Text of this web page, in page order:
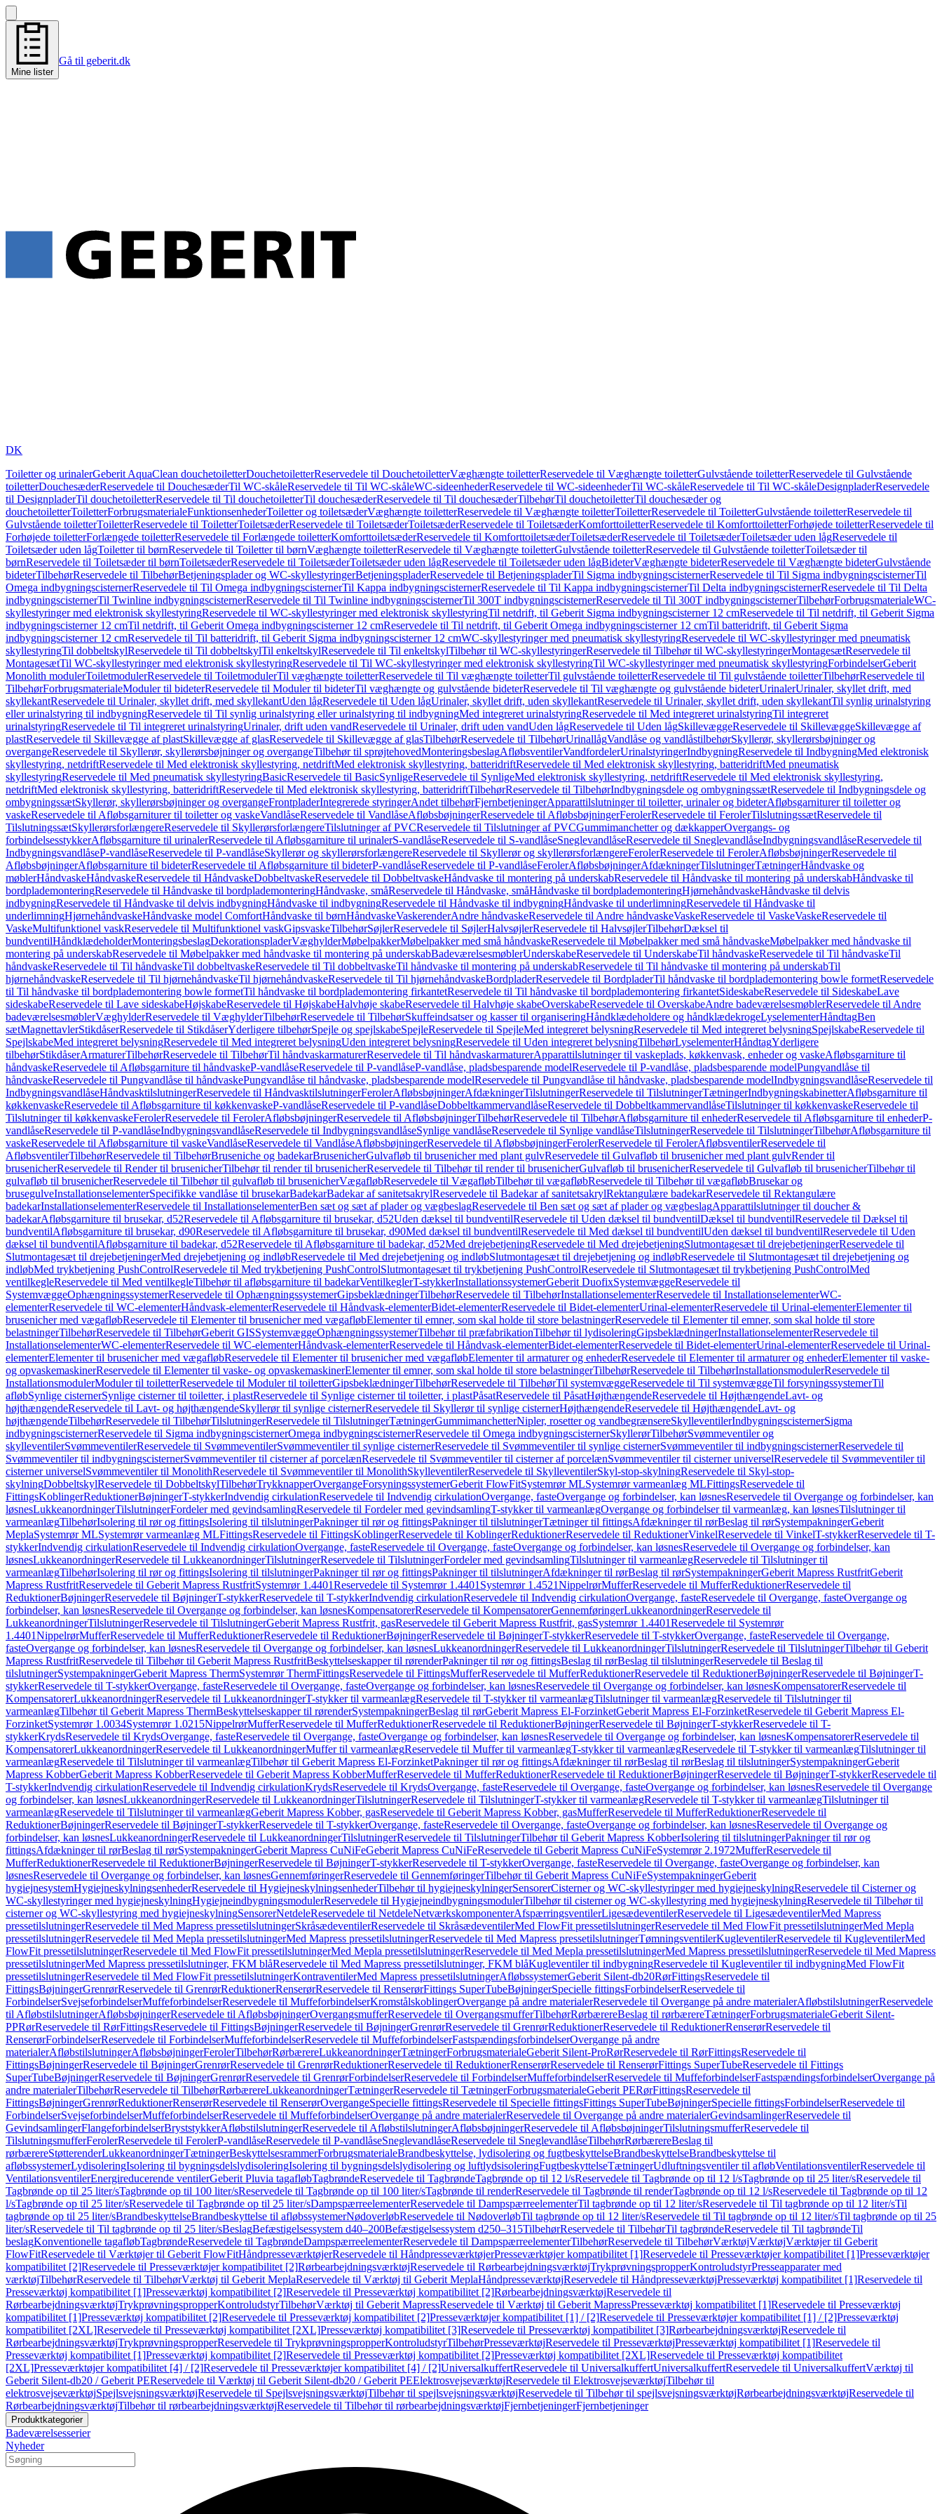
Mine lister
Gå til geberit.dk
DK
Toiletter og urinalerGeberit AquaClean douchetoiletterDouchetoiletterReservedele til DouchetoiletterVæghængte toiletterReservedele til Væghængte toiletterGulvstående toiletterReservedele til Gulvstående
toiletterDouchesæderReservedele til DouchesæderTil WC-skåleReservedele til Til WC-skåleWC-sideenhederReservedele til WC-sideenhederTil WC-skåleReservedele til Til WC-skåleDesignpladerReservedele
til DesignpladerTil douchetoiletterReservedele til Til douchetoiletterTil douchesæderReservedele til Til douchesæderTilbehørTil douchetoiletterTil douchesæder og
douchetoiletterToiletterForbrugsmaterialeFunktionsenhederToiletter og toiletsæderVæghængte toiletterReservedele til Væghængte toiletterToiletterReservedele til ToiletterGulvstående toiletterReservedele til
Gulvstående toiletterToiletterReservedele til ToiletterToiletsæderReservedele til ToiletsæderToiletsæderReservedele til ToiletsæderKomforttoiletterReservedele til KomforttoiletterForhøjede toiletterReservedele til
Forhøjede toiletterForlængede toiletterReservedele til Forlængede toiletterKomforttoiletsæderReservedele til KomforttoiletsæderToiletsæderReservedele til ToiletsæderToiletsæder uden lågReservedele til
Toiletsæder uden lågToiletter til børnReservedele til Toiletter til børnVæghængte toiletterReservedele til Væghængte toiletterGulvstående toiletterReservedele til Gulvstående toiletterToiletsæder til
børnReservedele til Toiletsæder til børnToiletsæderReservedele til ToiletsæderToiletsæder uden lågReservedele til Toiletsæder uden lågBideterVæghængte bideterReservedele til Væghængte bideterGulvstående
bideterTilbehørReservedele til TilbehørBetjeningsplader og WC-skyllestyringerBetjeningspladerReservedele til BetjeningspladerTil Sigma indbygningscisternerReservedele til Til Sigma indbygningscisternerTil
Omega indbygningscisternerReservedele til Til Omega indbygningscisternerTil Kappa indbygningscisternerReservedele til Til Kappa indbygningscisternerTil Delta indbygningscisternerReservedele til Til Delta
indbygningscisternerTil Twinline indbygningscisternerReservedele til Til Twinline indbygningscisternerTil 300T indbygningscisternerReservedele til Til 300T indbygningscisternerTilbehørForbrugsmaterialeWC-
skyllestyringer med elektronisk skyllestyringReservedele til WC-skyllestyringer med elektronisk skyllestyringTil netdrift, til Geberit Sigma indbygningscisterner 12 cmReservedele til Til netdrift, til Geberit Sigma
indbygningscisterner 12 cmTil netdrift, til Geberit Omega indbygningscisterner 12 cmReservedele til Til netdrift, til Geberit Omega indbygningscisterner 12 cmTil batteridrift, til Geberit Sigma
indbygningscisterner 12 cmReservedele til Til batteridrift, til Geberit Sigma indbygningscisterner 12 cmWC-skyllestyringer med pneumatisk skyllestyringReservedele til WC-skyllestyringer med pneumatisk
skyllestyringTil dobbeltskylReservedele til Til dobbeltskylTil enkeltskylReservedele til Til enkeltskylTilbehør til WC-skyllestyringerReservedele til Tilbehør til WC-skyllestyringerMontagesætReservedele til
MontagesætTil WC-skyllestyringer med elektronisk skyllestyringReservedele til Til WC-skyllestyringer med elektronisk skyllestyringTil WC-skyllestyringer med pneumatisk skyllestyringForbindelserGeberit
Monolith modulerToiletmodulerReservedele til ToiletmodulerTil væghængte toiletterReservedele til Til væghængte toiletterTil gulvstående toiletterReservedele til Til gulvstående toiletterTilbehørReservedele til
TilbehørForbrugsmaterialeModuler til bideterReservedele til Moduler til bideterTil væghængte og gulvstående bideterReservedele til Til væghængte og gulvstående bideterUrinalerUrinaler, skyllet drift, med
skyllekantReservedele til Urinaler, skyllet drift, med skyllekantUden lågReservedele til Uden lågUrinaler, skyllet drift, uden skyllekantReservedele til Urinaler, skyllet drift, uden skyllekantTil synlig urinalstyring
eller urinalstyring til indbygningReservedele til Til synlig urinalstyring eller urinalstyring til indbygningMed integreret urinalstyringReservedele til Med integreret urinalstyringTil integreret
urinalstyringReservedele til Til integreret urinalstyringUrinaler, drift uden vandReservedele til Urinaler, drift uden vandUden lågReservedele til Uden lågSkillevæggeReservedele til SkillevæggeSkillevægge af
plastReservedele til Skillevægge af plastSkillevægge af glasReservedele til Skillevægge af glasTilbehørReservedele til TilbehørUrinallågVandlåse og vandlåstilbehørSkyllerør, skyllerørsbøjninger og
overgangeReservedele til Skyllerør, skyllerørsbøjninger og overgangeTilbehør til sprøjtehovedMonteringsbeslagAfløbsventilerVandfordelerUrinalstyringerIndbygningReservedele til IndbygningMed elektronisk
skyllestyring, netdriftReservedele til Med elektronisk skyllestyring, netdriftMed elektronisk skyllestyring, batteridriftReservedele til Med elektronisk skyllestyring, batteridriftMed pneumatisk
skyllestyringReservedele til Med pneumatisk skyllestyringBasicReservedele til BasicSynligeReservedele til SynligeMed elektronisk skyllestyring, netdriftReservedele til Med elektronisk skyllestyring,
netdriftMed elektronisk skyllestyring, batteridriftReservedele til Med elektronisk skyllestyring, batteridriftTilbehørReservedele til TilbehørIndbygningsdele og ombygningssætReservedele til Indbygningsdele og
ombygningssætSkyllerør, skyllerørsbøjninger og overgangeFrontpladerIntegrerede styringerAndet tilbehørFjernbetjeningerApparattilslutninger til toiletter, urinaler og bideterAfløbsgarniturer til toiletter og
vaskeReservedele til Afløbsgarniturer til toiletter og vaskeVandlåseReservedele til VandlåseAfløbsbøjningerReservedele til AfløbsbøjningerFerolerReservedele til FerolerTilslutningssætReservedele til
TilslutningssætSkyllerørsforlængereReservedele til SkyllerørsforlængereTilslutninger af PVCReservedele til Tilslutninger af PVCGummimanchetter og dækkapperOvergangs- og
forbindelsesstykkerAfløbsgarniture til urinalerReservedele til Afløbsgarniture til urinalerS-vandlåseReservedele til S-vandlåseSneglevandlåseReservedele til SneglevandlåseIndbygningsvandlåseReservedele til
IndbygningsvandlåseP-vandlåseReservedele til P-vandlåseSkyllerør og skyllerørsforlængereReservedele til Skyllerør og skyllerørsforlængereFerolerReservedele til FerolerAfløbsbøjningerReservedele til
AfløbsbøjningerAfløbsgarniture til bideterReservedele til Afløbsgarniture til bideterP-vandlåseReservedele til P-vandlåseFerolerAfløbsbøjningerAfdækningerTilslutningerTætningerHåndvaske og
møblerHåndvaskeHåndvaskeReservedele til HåndvaskeDobbeltvaskeReservedele til DobbeltvaskeHåndvaske til montering på underskabReservedele til Håndvaske til montering på underskabHåndvaske til
bordplademonteringReservedele til Håndvaske til bordplademonteringHåndvaske, småReservedele til Håndvaske, småHåndvaske til bordplademonteringHjørnehåndvaskeHåndvaske til delvis
indbygningReservedele til Håndvaske til delvis indbygningHåndvaske til indbygningReservedele til Håndvaske til indbygningHåndvaske til underlimningReservedele til Håndvaske til
underlimningHjørnehåndvaskeHåndvaske model ComfortHåndvaske til børnHåndvaskeVaskerenderAndre håndvaskeReservedele til Andre håndvaskeVaskeReservedele til VaskeVaskeReservedele til
VaskeMultifunktionel vaskReservedele til Multifunktionel vaskGipsvaskeTilbehørSøjlerReservedele til SøjlerHalvsøjlerReservedele til HalvsøjlerTilbehørDæksel til
bundventilHåndklædeholderMonteringsbeslagDekorationspladerVæghylderMøbelpakkerMøbelpakker med små håndvaskeReservedele til Møbelpakker med små håndvaskeMøbelpakker med håndvaske til
montering på underskabReservedele til Møbelpakker med håndvaske til montering på underskabBadeværelsesmøblerUnderskabeReservedele til UnderskabeTil håndvaskeReservedele til Til håndvaskeTil
håndvaskeReservedele til Til håndvaskeTil dobbeltvaskeReservedele til Til dobbeltvaskeTil håndvaske til montering på underskabReservedele til Til håndvaske til montering på underskabTil
hjørnehåndvaskeReservedele til Til hjørnehåndvaskeTil hjørnehåndvaskeReservedele til Til hjørnehåndvaskeBordpladerReservedele til BordpladerTil håndvaske til bordplademontering bowle formetReservedele
til Til håndvaske til bordplademontering bowle formetTil håndvaske til bordplademontering firkantetReservedele til Til håndvaske til bordplademontering firkantetSideskabeReservedele til SideskabeLave
sideskabeReservedele til Lave sideskabeHøjskabeReservedele til HøjskabeHalvhøje skabeReservedele til Halvhøje skabeOverskabeReservedele til OverskabeAndre badeværelsesmøblerReservedele til Andre
badeværelsesmøblerVæghylderReservedele til VæghylderTilbehørReservedele til TilbehørSkuffeindsatser og kasser til organiseringHåndklædeholdere og håndklædekrogeLyselementerHåndtagBen
sætMagnettavlerStikdåserReservedele til StikdåserYderligere tilbehørSpejle og spejlskabeSpejleReservedele til SpejleMed integreret belysningReservedele til Med integreret belysningSpejlskabeReservedele til
SpejlskabeMed integreret belysningReservedele til Med integreret belysningUden integreret belysningReservedele til Uden integreret belysningTilbehørLyselementerHåndtagYderligere
tilbehørStikdåserArmaturerTilbehørReservedele til TilbehørTil håndvaskarmaturerReservedele til Til håndvaskarmaturerApparattilslutninger til vaskeplads, køkkenvask, enheder og vaskeAfløbsgarniture til
håndvaskeReservedele til Afløbsgarniture til håndvaskeP-vandlåseReservedele til P-vandlåseP-vandlåse, pladsbesparende modelReservedele til P-vandlåse, pladsbesparende modelPungvandlåse til
håndvaskeReservedele til Pungvandlåse til håndvaskePungvandlåse til håndvaske, pladsbesparende modelReservedele til Pungvandlåse til håndvaske, pladsbesparende modelIndbygningsvandlåseReservedele til
IndbygningsvandlåseHåndvasktilslutningerReservedele til HåndvasktilslutningerFerolerAfløbsbøjningerAfdækningerTilslutningerReservedele til TilslutningerTætningerIndbygningskabinetterAfløbsgarniture til
køkkenvaskeReservedele til Afløbsgarniture til køkkenvaskeP-vandlåseReservedele til P-vandlåseDobbeltkammervandlåseReservedele til DobbeltkammervandlåseTilslutninger til køkkenvaskeReservedele til
Tilslutninger til køkkenvaskeFerolerReservedele til FerolerAfløbsbøjningerReservedele til AfløbsbøjningerTilbehørReservedele til TilbehørAfløbsgarniture til enhederReservedele til Afløbsgarniture til enhederP-
vandlåseReservedele til P-vandlåseIndbygningsvandlåseReservedele til IndbygningsvandlåseSynlige vandlåseReservedele til Synlige vandlåseTilslutningerReservedele til TilslutningerTilbehørAfløbsgarniture til
vaskeReservedele til Afløbsgarniture til vaskeVandlåseReservedele til VandlåseAfløbsbøjningerReservedele til AfløbsbøjningerFerolerReservedele til FerolerAfløbsventilerReservedele til
AfløbsventilerTilbehørReservedele til TilbehørBruseniche og badekarBrusenicherGulvafløb til brusenicher med plant gulvReservedele til Gulvafløb til brusenicher med plant gulvRender til
brusenicherReservedele til Render til brusenicherTilbehør til render til brusenicherReservedele til Tilbehør til render til brusenicherGulvafløb til brusenicherReservedele til Gulvafløb til brusenicherTilbehør til
gulvafløb til brusenicherReservedele til Tilbehør til gulvafløb til brusenicherVægafløbReservedele til VægafløbTilbehør til vægafløbReservedele til Tilbehør til vægafløbBrusekar og
brusegulveInstallationselementerSpecifikke vandlåse til brusekarBadekarBadekar af sanitetsakrylReservedele til Badekar af sanitetsakrylRektangulære badekarReservedele til Rektangulære
badekarInstallationselementerReservedele til InstallationselementerBen sæt og sæt af plader og vægbeslagReservedele til Ben sæt og sæt af plader og vægbeslagApparattilslutninger til doucher &
badekarAfløbsgarniture til brusekar, d52Reservedele til Afløbsgarniture til brusekar, d52Uden dæksel til bundventilReservedele til Uden dæksel til bundventilDæksel til bundventilReservedele til Dæksel til
bundventilAfløbsgarniture til brusekar, d90Reservedele til Afløbsgarniture til brusekar, d90Med dæksel til bundventilReservedele til Med dæksel til bundventilUden dæksel til bundventilReservedele til Uden
dæksel til bundventilAfløbsgarniture til badekar, d52Reservedele til Afløbsgarniture til badekar, d52Med drejebetjeningReservedele til Med drejebetjeningSlutmontagesæt til drejebetjeningerReservedele til
Slutmontagesæt til drejebetjeningerMed drejebetjening og indløbReservedele til Med drejebetjening og indløbSlutmontagesæt til drejebetjening og indløbReservedele til Slutmontagesæt til drejebetjening og
indløbMed trykbetjening PushControlReservedele til Med trykbetjening PushControlSlutmontagesæt til trykbetjening PushControlReservedele til Slutmontagesæt til trykbetjening PushControlMed
ventilkegleReservedele til Med ventilkegleTilbehør til afløbsgarniture til badekarVentilkeglerT-stykkerInstallationssystemerGeberit DuofixSystemvæggeReservedele til
SystemvæggeOphængningssystemerReservedele til OphængningssystemerGipsbeklædningerTilbehørReservedele til TilbehørInstallationselementerReservedele til InstallationselementerWC-
elementerReservedele til WC-elementerHåndvask-elementerReservedele til Håndvask-elementerBidet-elementerReservedele til Bidet-elementerUrinal-elementerReservedele til Urinal-elementerElementer til
brusenicher med vægafløbReservedele til Elementer til brusenicher med vægafløbElementer til emner, som skal holde til store belastningerReservedele til Elementer til emner, som skal holde til store
belastningerTilbehørReservedele til TilbehørGeberit GISSystemvæggeOphængningssystemerTilbehør til præfabrikationTilbehør til lydisoleringGipsbeklædningerInstallationselementerReservedele til
InstallationselementerWC-elementerReservedele til WC-elementerHåndvask-elementerReservedele til Håndvask-elementerBidet-elementerReservedele til Bidet-elementerUrinal-elementerReservedele til Urinal-
elementerElementer til brusenicher med vægafløbReservedele til Elementer til brusenicher med vægafløbElementer til armaturer og enhederReservedele til Elementer til armaturer og enhederElementer til vaske-
og opvaskemaskinerReservedele til Elementer til vaske- og opvaskemaskinerElementer til emner, som skal holde til store belastningerTilbehørReservedele til TilbehørInstallationsmodulerReservedele til
InstallationsmodulerModuler til toiletterReservedele til Moduler til toiletterGipsbeklædningerTilbehørReservedele til TilbehørTil systemvæggeReservedele til Til systemvæggeTil forsyningssystemerTil
afløbSynlige cisternerSynlige cisterner til toiletter, i plastReservedele til Synlige cisterner til toiletter, i plastPåsatReservedele til PåsatHøjthængendeReservedele til HøjthængendeLavt- og
højthængendeReservedele til Lavt- og højthængendeSkyllerør til synlige cisternerReservedele til Skyllerør til synlige cisternerHøjthængendeReservedele til HøjthængendeLavt- og
højthængendeTilbehørReservedele til TilbehørTilslutningerReservedele til TilslutningerTætningerGummimanchetterNipler, rosetter og vandbegrænsereSkylleventilerIndbygningscisternerSigma
indbygningscisternerReservedele til Sigma indbygningscisternerOmega indbygningscisternerReservedele til Omega indbygningscisternerSkyllerørTilbehørSvømmeventiler og
skylleventilerSvømmeventilerReservedele til SvømmeventilerSvømmeventiler til synlige cisternerReservedele til Svømmeventiler til synlige cisternerSvømmeventiler til indbygningscisternerReservedele til
Svømmeventiler til indbygningscisternerSvømmeventiler til cisterner af porcelænReservedele til Svømmeventiler til cisterner af porcelænSvømmeventiler til cisterner universelReservedele til Svømmeventiler til
cisterner universelSvømmeventiler til MonolithReservedele til Svømmeventiler til MonolithSkylleventilerReservedele til SkylleventilerSkyl-stop-skylningReservedele til Skyl-stop-
skylningDobbeltskylReservedele til DobbeltskylTilbehørTrykknapperOvergangeForsyningssystemerGeberit FlowFitSystemrør MLSystemrør varmeanlæg MLFittingsReservedele til
FittingsKoblingerReduktionerBøjningerT-stykkerIndvendig cirkulationReservedele til Indvendig cirkulationOvergange, fasteOvergange og forbindelser, kan løsnesReservedele til Overgange og forbindelser, kan
løsnesLukkeanordningerTilslutningerFordeler med gevindsamlingReservedele til Fordeler med gevindsamlingT-stykker til varmeanlægOvergange og forbindelser til varmeanlæg, kan løsnesTilslutninger til
varmeanlægTilbehørIsolering til rør og fittingsIsolering til tilslutningerPakninger til rør og fittingsPakninger til tilslutningerTætninger til fittingsAfdækninger til rørBeslag til rørSystempakningerGeberit
MeplaSystemrør MLSystemrør varmeanlæg MLFittingsReservedele til FittingsKoblingerReservedele til KoblingerReduktionerReservedele til ReduktionerVinkelReservedele til VinkelT-stykkerReservedele til T-
stykkerIndvendig cirkulationReservedele til Indvendig cirkulationOvergange, fasteReservedele til Overgange, fasteOvergange og forbindelser, kan løsnesReservedele til Overgange og forbindelser, kan
løsnesLukkeanordningerReservedele til LukkeanordningerTilslutningerReservedele til TilslutningerFordeler med gevindsamlingTilslutninger til varmeanlægReservedele til Tilslutninger til
varmeanlægTilbehørIsolering til rør og fittingsIsolering til tilslutningerPakninger til rør og fittingsPakninger til tilslutningerAfdækninger til rørBeslag til rørSystempakningerGeberit Mapress RustfritGeberit
Mapress RustfritReservedele til Geberit Mapress RustfritSystemrør 1.4401Reservedele til Systemrør 1.4401 Systemrør 1.4521NippelrørMufferReservedele til MufferReduktionerReservedele til
ReduktionerBøjningerReservedele til BøjningerT-stykkerReservedele til T-stykkerIndvendig cirkulationReservedele til Indvendig cirkulationOvergange, fasteReservedele til Overgange, fasteOvergange og
forbindelser, kan løsnesReservedele til Overgange og forbindelser, kan løsnesKompensatorerReservedele til KompensatorerGennemføringerLukkeanordningerReservedele til
LukkeanordningerTilslutningerReservedele til TilslutningerGeberit Mapress Rustfrit, gasReservedele til Geberit Mapress Rustfrit, gasSystemrør 1.4401Reservedele til Systemrør
1.4401NippelrørMufferReservedele til MufferReduktionerReservedele til ReduktionerBøjningerReservedele til BøjningerT-stykkerReservedele til T-stykkerOvergange, fasteReservedele til Overgange,
fasteOvergange og forbindelser, kan løsnesReservedele til Overgange og forbindelser, kan løsnesLukkeanordningerReservedele til LukkeanordningerTilslutningerReservedele til TilslutningerTilbehør til Geberit
Mapress RustfritReservedele til Tilbehør til Geberit Mapress RustfritBeskyttelseskapper til rørenderPakninger til rør og fittingsBeslag til rørBeslag til tilslutningerReservedele til Beslag til
tilslutningerSystempakningerGeberit Mapress ThermSystemrør ThermFittingsReservedele til FittingsMufferReservedele til MufferReduktionerReservedele til ReduktionerBøjningerReservedele til BøjningerT-
stykkerReservedele til T-stykkerOvergange, fasteReservedele til Overgange, fasteOvergange og forbindelser, kan løsnesReservedele til Overgange og forbindelser, kan løsnesKompensatorerReservedele til
KompensatorerLukkeanordningerReservedele til LukkeanordningerT-stykker til varmeanlægReservedele til T-stykker til varmeanlægTilslutninger til varmeanlægReservedele til Tilslutninger til
varmeanlægTilbehør til Geberit Mapress ThermBeskyttelseskapper til rørenderSystempakningerBeslag til rørGeberit Mapress El-ForzinketGeberit Mapress El-ForzinketReservedele til Geberit Mapress El-
ForzinketSystemrør 1.0034Systemrør 1.0215NippelrørMufferReservedele til MufferReduktionerReservedele til ReduktionerBøjningerReservedele til BøjningerT-stykkerReservedele til T-
stykkerKrydsReservedele til KrydsOvergange, fasteReservedele til Overgange, fasteOvergange og forbindelser, kan løsnesReservedele til Overgange og forbindelser, kan løsnesKompensatorerReservedele til
KompensatorerLukkeanordningerReservedele til LukkeanordningerMuffer til varmeanlægReservedele til Muffer til varmeanlægT-stykker til varmeanlægReservedele til T-stykker til varmeanlægTilslutninger til
varmeanlægReservedele til Tilslutninger til varmeanlægTilbehør til Geberit Mapress El-ForzinketPakninger til rør og fittingsAfdækninger til rørBeslag til rørBeslag til tilslutningerSystempakningerGeberit
Mapress KobberGeberit Mapress KobberReservedele til Geberit Mapress KobberMufferReservedele til MufferReduktionerReservedele til ReduktionerBøjningerReservedele til BøjningerT-stykkerReservedele til
T-stykkerIndvendig cirkulationReservedele til Indvendig cirkulationKrydsReservedele til KrydsOvergange, fasteReservedele til Overgange, fasteOvergange og forbindelser, kan løsnesReservedele til Overgange
og forbindelser, kan løsnesLukkeanordningerReservedele til LukkeanordningerTilslutningerReservedele til TilslutningerT-stykker til varmeanlægReservedele til T-stykker til varmeanlægTilslutninger til
varmeanlægReservedele til Tilslutninger til varmeanlægGeberit Mapress Kobber, gasReservedele til Geberit Mapress Kobber, gasMufferReservedele til MufferReduktionerReservedele til
ReduktionerBøjningerReservedele til BøjningerT-stykkerReservedele til T-stykkerOvergange, fasteReservedele til Overgange, fasteOvergange og forbindelser, kan løsnesReservedele til Overgange og
forbindelser, kan løsnesLukkeanordningerReservedele til LukkeanordningerTilslutningerReservedele til TilslutningerTilbehør til Geberit Mapress KobberIsolering til tilslutningerPakninger til rør og
fittingsAfdækninger til rørBeslag til rørSystempakningerGeberit Mapress CuNiFeGeberit Mapress CuNiFeReservedele til Geberit Mapress CuNiFeSystemrør 2.1972MufferReservedele til
MufferReduktionerReservedele til ReduktionerBøjningerReservedele til BøjningerT-stykkerReservedele til T-stykkerOvergange, fasteReservedele til Overgange, fasteOvergange og forbindelser, kan
løsnesReservedele til Overgange og forbindelser, kan løsnesGennemføringerReservedele til GennemføringerTilbehør til Geberit Mapress CuNiFeSystempakningerGeberit
hygiejnesystemHygiejneskylningsenhederReservedele til HygiejneskylningsenhederTilbehør til hygiejneskylningerSensorerCisterner og WC-skyllestyringer med hygiejneskylningReservedele til Cisterner og
WC-skyllestyringer med hygiejneskylningHygiejneindbygningsmodulerReservedele til HygiejneindbygningsmodulerTilbehør til cisterner og WC-skyllestyring med hygiejneskylningReservedele til Tilbehør til
cisterner og WC-skyllestyring med hygiejneskylningSensorerNetdeleReservedele til NetdeleNetværkskomponenterAfspærringsventilerLigesædeventilerReservedele til LigesædeventilerMed Mapress
pressetilslutningerReservedele til Med Mapress pressetilslutningerSkråsædeventilerReservedele til SkråsædeventilerMed FlowFit pressetilslutningerReservedele til Med FlowFit pressetilslutningerMed Mepla
pressetilslutningerReservedele til Med Mepla pressetilslutningerMed Mapress pressetilslutningerReservedele til Med Mapress pressetilslutningerTømningsventilerKugleventilerReservedele til KugleventilerMed
FlowFit pressetilslutningerReservedele til Med FlowFit pressetilslutningerMed Mepla pressetilslutningerReservedele til Med Mepla pressetilslutningerMed Mapress pressetilslutningerReservedele til Med Mapress
pressetilslutningerMed Mapress pressetilslutninger, FKM blåReservedele til Med Mapress pressetilslutninger, FKM blåKugleventiler til indbygningReservedele til Kugleventiler til indbygningMed FlowFit
pressetilslutningerReservedele til Med FlowFit pressetilslutningerKontraventilerMed Mapress pressetilslutningerAfløbssystemerGeberit Silent-db20RørFittingsReservedele til
FittingsBøjningerGrenrørReservedele til GrenrørReduktionerRenserørReservedele til RenserørFittings SuperTubeBøjningerSpecielle fittingsForbindelserReservedele til
ForbindelserSvejseforbindelserMuffeforbindelserReservedele til MuffeforbindelserKromstålskoblingerOvergange på andre materialerReservedele til Overgange på andre materialerAfløbstilslutningerReservedele
til AfløbstilslutningerAfløbsbøjningerReservedele til AfløbsbøjningerOvergangsmufferReservedele til OvergangsmufferTilbehørRørbærereBeslag til rørbærereTætningerForbrugsmaterialeGeberit Silent-
PPRørReservedele til RørFittingsReservedele til FittingsBøjningerReservedele til BøjningerGrenrørReservedele til GrenrørReduktionerReservedele til ReduktionerRenserørReservedele til
RenserørForbindelserReservedele til ForbindelserMuffeforbindelserReservedele til MuffeforbindelserFastspændingsforbindelserOvergange på andre
materialerAfløbstilslutningerAfløbsbøjningerFerolerTilbehørRørbærereLukkeanordningerTætningerForbrugsmaterialeGeberit Silent-ProRørReservedele til RørFittingsReservedele til
FittingsBøjningerReservedele til BøjningerGrenrørReservedele til GrenrørReduktionerReservedele til ReduktionerRenserørReservedele til RenserørFittings SuperTubeReservedele til Fittings
SuperTubeBøjningerReservedele til BøjningerGrenrørReservedele til GrenrørForbindelserReservedele til ForbindelserMuffeforbindelserReservedele til MuffeforbindelserFastspændingsforbindelserOvergange på
andre materialerTilbehørReservedele til TilbehørRørbærereLukkeanordningerTætningerReservedele til TætningerForbrugsmaterialeGeberit PERørFittingsReservedele til
FittingsBøjningerGrenrørReduktionerRenserørReservedele til RenserørOvergangeSpecielle fittingsReservedele til Specielle fittingsFittings SuperTubeBøjningerSpecielle fittingsForbindelserReservedele til
ForbindelserSvejseforbindelserMuffeforbindelserReservedele til MuffeforbindelserOvergange på andre materialerReservedele til Overgange på andre materialerGevindsamlingerReservedele til
GevindsamlingerFlangeforbindelserBryststykkerAfløbstilslutningerReservedele til AfløbstilslutningerAfløbsbøjningerReservedele til AfløbsbøjningerTilslutningsmufferReservedele til
TilslutningsmufferFerolerReservedele til FerolerP-vandlåseReservedele til P-vandlåseSneglevandlåseReservedele til SneglevandlåseTilbehørRørbærereBeslag til
rørbærereStøtterenderLukkeanordningerTætningerBeskyttelsesrammerForbrugsmaterialeBrandbeskyttelse, lydisolering og fugtbeskyttelseBrandbeskyttelseBrandbeskyttelse til
afløbssystemerLydisoleringIsolering til bygningsdelslydisoleringIsolering til bygningsdelslydisolering og luftlydsisoleringFugtbeskyttelseTætningerUdluftningsventiler til afløbVentilationsventilerReservedele til
VentilationsventilerEnergireducerende ventilerGeberit Pluvia tagafløbTagbrøndeReservedele til TagbrøndeTagbrønde op til 12 l/sReservedele til Tagbrønde op til 12 l/sTagbrønde op til 25 liter/sReservedele til
Tagbrønde op til 25 liter/sTagbrønde op til 100 liter/sReservedele til Tagbrønde op til 100 liter/sTagbrønde til renderReservedele til Tagbrønde til renderTagbrønde op til 12 l/sReservedele til Tagbrønde op til 12
l/sTagbrønde op til 25 liter/sReservedele til Tagbrønde op til 25 liter/sDampspærreelementerReservedele til DampspærreelementerTil tagbrønde op til 12 liter/sReservedele til Til tagbrønde op til 12 liter/sTil
tagbrønde op til 25 liter/sBrandbeskyttelseBrandbeskyttelse til afløbssystemerNødoverløbReservedele til NødoverløbTil tagbrønde op til 12 liter/sReservedele til Til tagbrønde op til 12 liter/sTil tagbrønde op til 25
liter/sReservedele til Til tagbrønde op til 25 liter/sBeslagBefæstigelsessystem d40–200Befæstigelsessystem d250–315TilbehørReservedele til TilbehørTil tagbrøndeReservedele til Til tagbrøndeTil
beslagKonventionelle tagafløbTagbrøndeReservedele til TagbrøndeDampspærreelementerReservedele til DampspærreelementerTilbehørReservedele til TilbehørVærktøjVærktøjVærktøjer til Geberit
FlowFitReservedele til Værktøjer til Geberit FlowFitHåndpresseværktøjerReservedele til HåndpresseværktøjerPresseværktøjer kompatibilitet [1]Reservedele til Presseværktøjer kompatibilitet [1]Presseværktøjer
kompatibilitet [2]Reservedele til Presseværktøjer kompatibilitet [2]RørbearbejdningsværktøjReservedele til RørbearbejdningsværktøjTrykprøvningspropperKontroludstyrPresseapparater med
værktøjTilbehørReservedele til TilbehørVærktøj til Geberit MeplaReservedele til Værktøj til Geberit MeplaHåndpresseværktøjReservedele til HåndpresseværktøjPresseværktøj kompatibilitet [1]Reservedele til
Presseværktøj kompatibilitet [1]Presseværktøj kompatibilitet [2]Reservedele til Presseværktøj kompatibilitet [2]RørbearbejdningsværktøjReservedele til
RørbearbejdningsværktøjTrykprøvningspropperKontroludstyrTilbehørVærktøj til Geberit MapressReservedele til Værktøj til Geberit MapressPresseværktøj kompatibilitet [1]Reservedele til Presseværktøj
kompatibilitet [1]Presseværktøj kompatibilitet [2]Reservedele til Presseværktøj kompatibilitet [2]Presseværktøjer kompatibilitet [1] / [2]Reservedele til Presseværktøjer kompatibilitet [1] / [2]Presseværktøj
kompatibilitet [2XL]Reservedele til Presseværktøj kompatibilitet [2XL]Presseværktøj kompatibilitet [3]Reservedele til Presseværktøj kompatibilitet [3]RørbearbejdningsværktøjReservedele til
RørbearbejdningsværktøjTrykprøvningspropperReservedele til TrykprøvningspropperKontroludstyrTilbehørPresseværktøjReservedele til PresseværktøjPresseværktøj kompatibilitet [1]Reservedele til
Presseværktøj kompatibilitet [1]Presseværktøj kompatibilitet [2]Reservedele til Presseværktøj kompatibilitet [2]Presseværktøj kompatibilitet [2XL]Reservedele til Presseværktøj kompatibilitet
[2XL]Presseværktøjer kompatibilitet [4] / [2]Reservedele til Presseværktøjer kompatibilitet [4] / [2]UniversalkuffertReservedele til UniversalkuffertUniversalkuffertReservedele til UniversalkuffertVærktøj til
Geberit Silent-db20 / Geberit PEReservedele til Værktøj til Geberit Silent-db20 / Geberit PEElektrosvejseværktøjReservedele til ElektrosvejseværktøjTilbehør til
elektrosvejseværktøjSpejlsvejsningsværktøjReservedele til SpejlsvejsningsværktøjTilbehør til spejlsvejsningsværktøjReservedele til Tilbehør til spejlsvejsningsværktøjRørbearbejdningsværktøjReservedele til
RørbearbejdningsværktøjTilbehør til rørbearbejdningsværktøjReservedele til Tilbehør til rørbearbejdningsværktøjFjernbetjeningerFjernbetjeninger
Produktkategorier
Badeværelsesserier
Nyheder